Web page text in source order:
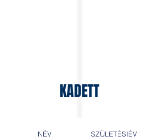
KADETT
NÉV SZÜLETÉSIÉV